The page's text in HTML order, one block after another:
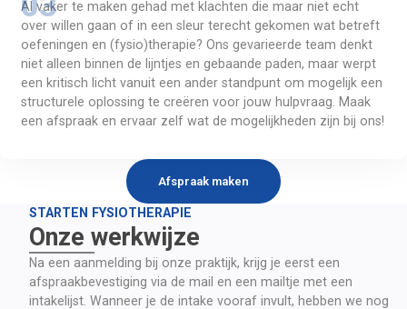
Al vaker te maken gehad met klachten die maar niet echt
over willen gaan of in een sleur terecht gekomen wat betreft
oefeningen en (fysio)therapie? Ons gevarieerde team denkt
niet alleen binnen de lijntjes en gebaande paden, maar werpt
een kritisch licht vanuit een ander standpunt om mogelijk een
structurele oplossing te creëren voor jouw hulpvraag. Maak
een afspraak en ervaar zelf wat de mogelijkheden zijn bij ons!
Afspraak maken
STARTEN FYSIOTHERAPIE
Onze werkwijze
Na een aanmelding bij onze praktijk, krijg je eerst een
afspraakbevestiging via de mail en een mailtje met een
intakelijst. Wanneer je de intake vooraf invult, hebben we nog